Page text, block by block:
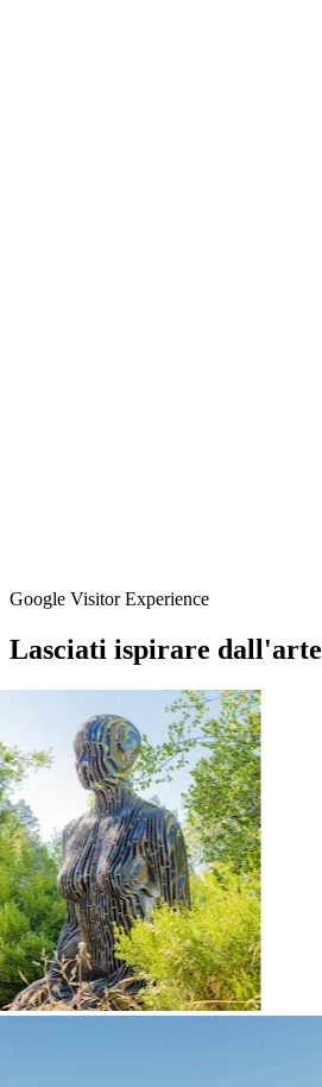
Google Visitor Experience
Lasciati ispirare dall'arte